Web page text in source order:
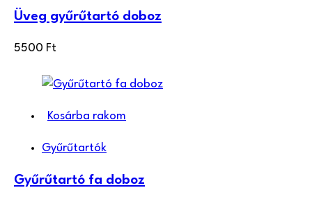
Üveg gyűrűtartó doboz
5500 Ft
Kosárba rakom
Gyűrűtartók
Gyűrűtartó fa doboz